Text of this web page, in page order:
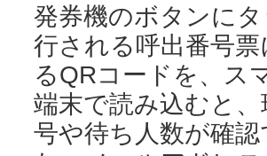
発券機のボタンに
行される呼出番号
るQRコードを、ス
端末で読み込むと
号や待ち人数が確